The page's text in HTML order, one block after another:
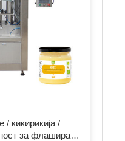
кикирикија /
за флаширање